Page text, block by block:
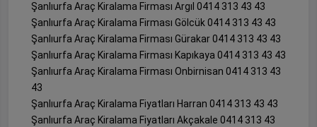
Şanlıurfa Araç Kiralama Firması Argıl 0414 313 43 43
Şanlıurfa Araç Kiralama Firması Gölcük 0414 313 43 43
Şanlıurfa Araç Kiralama Firması Gürakar 0414 313 43 43
Şanlıurfa Araç Kiralama Firması Kapıkaya 0414 313 43 43
Şanlıurfa Araç Kiralama Firması Onbirnisan 0414 313 43
43
Şanlıurfa Araç Kiralama Fiyatları Harran 0414 313 43 43
Şanlıurfa Araç Kiralama Fiyatları Akçakale 0414 313 43